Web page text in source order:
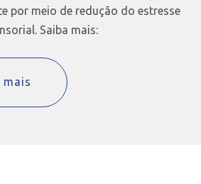
por meio de redução do estresse
Saiba mais:
mais